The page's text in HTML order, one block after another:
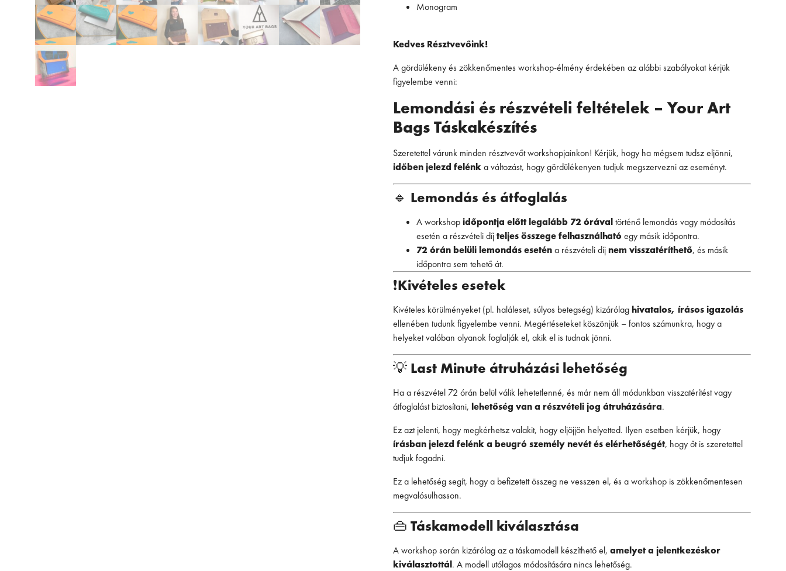
Monogram
Kedves Résztvevőink!
A gördülékeny és zökkenőmentes workshop-élmény érdekében az alábbi szabályokat kérjük
figyelembe venni:
Lemondási és részvételi feltételek – Your Art
Bags Táskakészítés
Szeretettel várunk minden résztvevőt workshopjainkon! Kérjük, hogy ha mégsem tudsz eljönni,
időben jelezd felénka változást, hogy gördülékenyen tudjuk megszervezni az eseményt.
🔹 Lemondás és átfoglalás
A workshopidőpontja előtt legalább 72 órávaltörténő lemondás vagy módosítás
esetén a részvételi díjteljes összege felhasználható egy másik időpontra.
72 órán belüli lemondás eseténa részvételi díjnem visszatéríthető, és másik
időpontra sem tehető át.
❗Kivételes esetek
Kivételes körülményeket (pl. haláleset, súlyos betegség) kizárólaghivatalos, írásos igazolás
ellenében tudunk figyelembe venni. Megértéseteket köszönjük – fontos számunkra, hogy a
helyeket valóban olyanok foglalják el, akik el is tudnak jönni.
💡 Last Minute átruházási lehetőség
Ha a részvétel 72 órán belül válik lehetetlenné, és már nem áll módunkban visszatérítést vagy
átfoglalást biztosítani, lehetőség van a részvételi jog átruházására.
Ez azt jelenti, hogy megkérhetsz valakit, hogy eljöjjön helyetted. Ilyen esetben kérjük, hogy
írásban jelezd felénk a beugró személy nevét és elérhetőségét, hogy őt is szeretettel
tudjuk fogadni.
Ez a lehetőség segít, hogy a befizetett összeg ne vesszen el, és a workshop is zökkenőmentesen
megvalósulhasson.
👜 Táskamodell kiválasztása
A workshop során kizárólag az a táskamodell készíthető el, amelyet a jelentkezéskor
kiválasztottál. A modell utólagos módosítására nincs lehetőség.